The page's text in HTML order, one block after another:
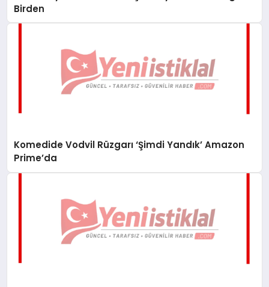
Birden
Komedide Vodvil Rüzgarı ‘Şimdi Yandık’ Amazon
Prime’da